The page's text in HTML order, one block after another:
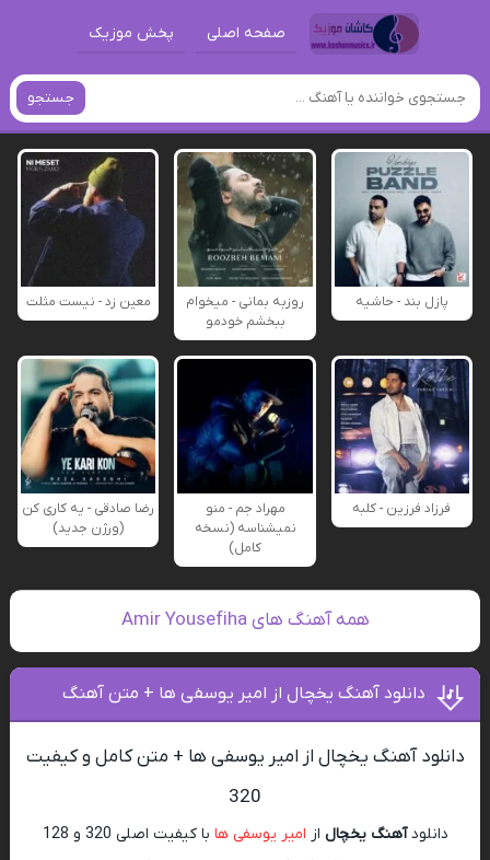
صفحه اصلی پخش موزیک
جستجو
پازل بند - حاشیه
روزبه بمانی - میخوام
ببخشم خودمو
معین زد - نیست مثلت
فرزاد فرزین - کلبه
مهراد جم - منو
نمیشناسه (نسخه
کامل)
رضا صادقی - یه کاری کن
(ورژن جدید)
همه آهنگ های Amir Yousefiha
دانلود آهنگ یخچال از امیر یوسفی ها + متن آهنگ
دانلود آهنگ یخچال از امیر یوسفی ها + متن کامل و کیفیت
320
دانلودآهنگ یخچال از امیر یوسفی ها
با کیفیت اصلی 320 و 128